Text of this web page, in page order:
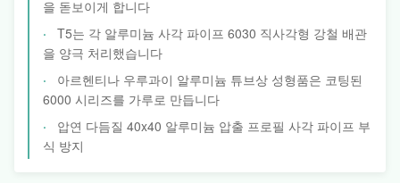
을 돋보이게 합니다
T5는 각 알루미늄 사각 파이프 6030 직사각형 강철 배관
을 양극 처리했습니다
아르헨티나 우루과이 알루미늄 튜브상 성형품은 코팅된
6000 시리즈를 가루로 만듭니다
압연 다듬질 40x40 알루미늄 압출 프로필 사각 파이프 부
식 방지